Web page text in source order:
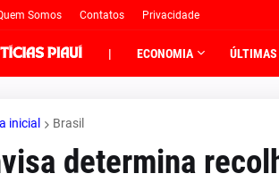
Somos Contatos Privacidade
| ECONOMIA ÚLTIMAS
inicial Brasil
determina